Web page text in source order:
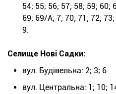
54; 55; 56; 57; 58; 59; 60;
69; 69/А; 7; 70; 71; 72;
9.
Селище Нові Садки:
вул. Будівельна: 2; 3; 6
вул. Центральна: 1; 10;